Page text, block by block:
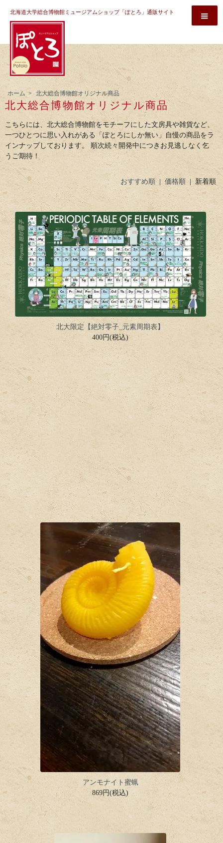
北海道大学総合博物館ミュージアムショップ「ぽとろ」通販サイト
ホーム > 北大総合博物館オリジナル商品
北大総合博物館オリジナル商品
こちらには、北大総合博物館をモチーフにした文房具や雑貨など、
一つひとつに思い入れがある「ぽとろにしか無い」自慢の商品をラ
インナップしております。 順次続々開発中につきお見逃しなく乞
うご期待！
おすすめ順|価格順| 新着順
北大限定【絶対零子_元素周期表】
400円(税込)
アンモナイト蜜蝋
869円(税込)